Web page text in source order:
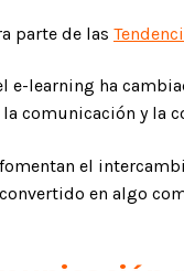
parte de las
e-learning ha
comunicación y la
el
en algo